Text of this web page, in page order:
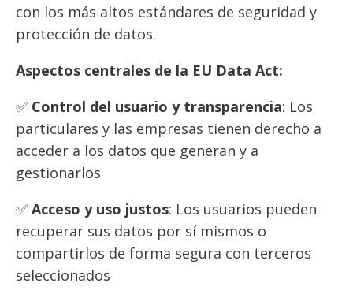
con los más altos estándares de seguridad y
protección de datos.
Aspectos centrales de la EU Data Act:
✅ Control del usuario y transparencia: Los
particulares y las empresas tienen derecho a
acceder a los datos que generan y a
gestionarlos
✅ Acceso y uso justos: Los usuarios pueden
recuperar sus datos por sí mismos o
compartirlos de forma segura con terceros
seleccionados